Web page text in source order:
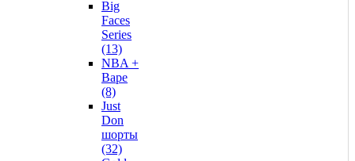
Big
Faces
Series
(13)
NBA +
Bape
(8)
Just
Don
шорты
(32)